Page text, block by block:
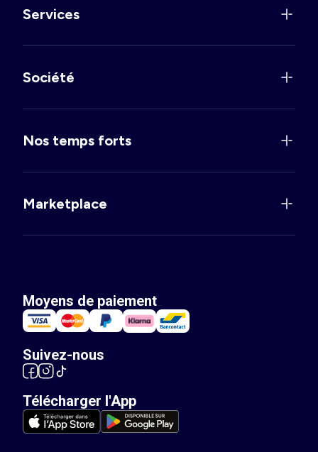
Services
Société
Nos temps forts
Marketplace
Moyens de paiement
Suivez-nous
Télécharger l'App